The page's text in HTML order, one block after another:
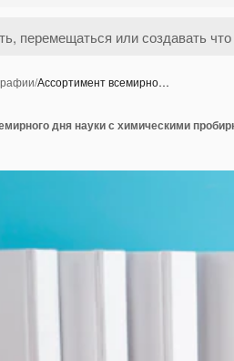
/Ассортимент всемирно…
дня науки с химическими